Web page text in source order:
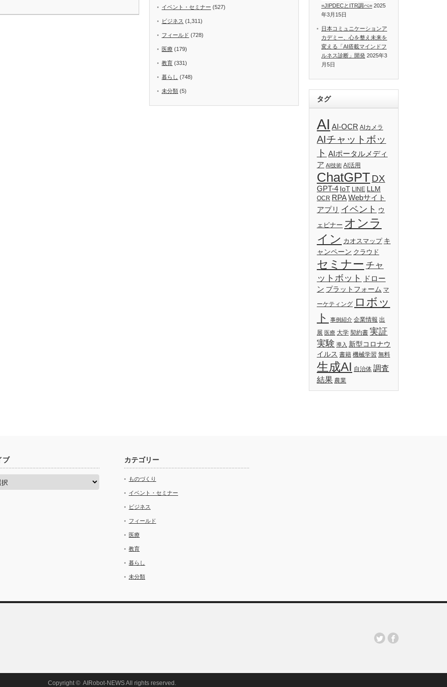
イベント・セミナー (527)
ビジネス (1,311)
フィールド (728)
医療 (179)
教育 (331)
暮らし (748)
未分類 (5)
=JIPDECとITR調べ= 2025
年3月15日
日本コミュニケーションア
カデミー、心を整え未来を
変える「AI搭載マインドフ
ルネス診断」開発 2025年3
月5日
タグ
AI AI-OCR AIカメラ
AIチャットボッ
ト AIポータルメディ
ア AI技術 AI活用
ChatGPTDX
GPT-4 IoT LINE LLM
OCR RPAWebサイト
アプリ イベント ウ
ェビナー オンラ
イン カオスマップ キ
ャンペーン クラウド
セミナー チャ
ットボット
ドロー
ン プラットフォーム マ
ーケティング ロボッ
ト
事例紹介 企業情報 出
展 医療 大学 契約書 実証
実験 導入 新型コロナウ
イルス 書籍 機械学習 無料
生成AI 自治体 調査
結果 農業
ブ カテゴリー
ものづくり
イベント・セミナー
ビジネス
フィールド
医療
教育
暮らし
未分類
Copyright © AIRobot-NEWSAll rights reserved.